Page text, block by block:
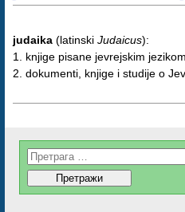
judaika (latinski Judaicus):
1. knjige pisane jevrejskim
2. dokumenti, knjige i studije o